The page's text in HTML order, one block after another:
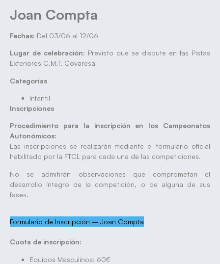
Joan Compta
Fechas: Del 03/06 al 12/06
Lugar de celebración: Previsto que se dispute en las Pistas
Exteriores C.M.T. Covaresa
Categorías
Infantil
Inscripciones
Procedimiento para la inscripción en los Campeonatos
Autonómicos:
Las inscripciones se realizarán mediante el formulario oficial
habilitado por la FTCL para cada una de las competiciones.
No se admitirán observaciones que comprometan el
desarrollo íntegro de la competición, o de alguna de sus
fases.
Formulario de Inscripción – Joan Compta
Cuota de inscripción:
Equipos Masculinos: 60€